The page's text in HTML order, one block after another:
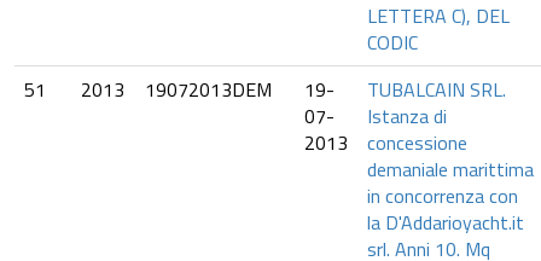
LETTERA C), DEL
CODIC
51
2013 19072013DEM
19-
07-
2013
TUBALCAIN SRL.
Istanza di
concessione
demaniale marittima
in concorrenza con
la D'Addarioyacht.it
srl. Anni 10. Mq